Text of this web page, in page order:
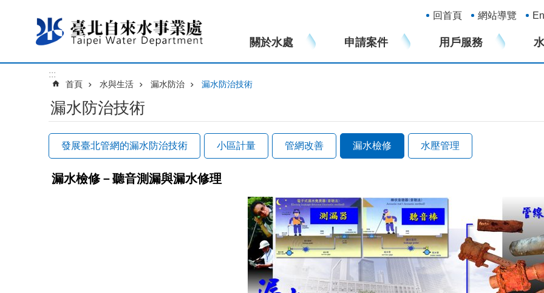
回首頁
網站導覽
關於水處 申請案件 用戶服務
:::
首頁 水與生活 漏水防治 漏水防治技術
漏水防治技術
發展臺北管網的漏水防治技術 小區計量 管網改善 漏水檢修 水壓管理
漏水檢修－聽音測漏與漏水修理